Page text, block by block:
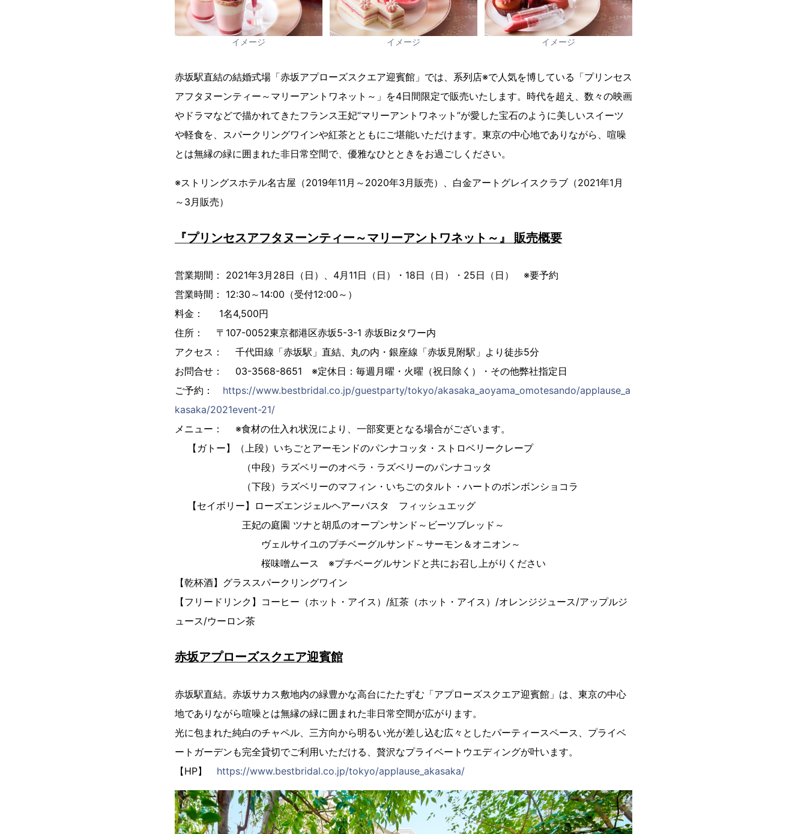
イメージ イメージ イメージ
赤坂駅直結の結婚式場「赤坂アプローズスクエア迎賓館」では、系列店※で人気を博している「プリンセス
アフタヌーンティー～マリーアントワネット～」を4日間限定で販売いたします。時代を超え、数々の映画
やドラマなどで描かれてきたフランス王妃“マリーアントワネット”が愛した宝石のように美しいスイーツ
や軽食を、スパークリングワインや紅茶とともにご堪能いただけます。東京の中心地でありながら、喧噪
とは無縁の緑に囲まれた非日常空間で、優雅なひとときをお過ごしください。
※ストリングスホテル名古屋（2019年11月～2020年3月販売）、白金アートグレイスクラブ（2021年1月
～3月販売）
『プリンセスアフタヌーンティー～マリーアントワネット～』 販売概要
営業期間： 2021年3月28日（日）、4月11日（日）・18日（日）・25日（日） ※要予約
営業時間： 12:30～14:00（受付12:00～）
料金： 1名4,500円
住所： 〒107-0052東京都港区赤坂5-3-1 赤坂Bizタワー内
アクセス： 千代田線「赤坂駅」直結、丸の内・銀座線「赤坂見附駅」より徒歩5分
お問合せ： 03-3568-8651 ※定休日：毎週月曜・火曜（祝日除く）・その他弊社指定日
ご予約： https://www.bestbridal.co.jp/guestparty/tokyo/akasaka_aoyama_omotesando/applause_a
kasaka/2021event-21/
メニュー： ※食材の仕入れ状況により、一部変更となる場合がございます。
【ガトー】（上段）いちごとアーモンドのパンナコッタ・ストロベリークレープ
（中段）ラズベリーのオペラ・ラズベリーのパンナコッタ
（下段）ラズベリーのマフィン・いちごのタルト・ハートのボンボンショコラ
【セイボリー】ローズエンジェルヘアーパスタ フィッシュエッグ
王妃の庭園 ツナと胡瓜のオープンサンド～ビーツブレッド～
ヴェルサイユのプチベーグルサンド～サーモン＆オニオン～
桜味噌ムース ※プチベーグルサンドと共にお召し上がりください
【乾杯酒】グラススパークリングワイン
【フリードリンク】コーヒー（ホット・アイス）/紅茶（ホット・アイス）/オレンジジュース/アップルジ
ュース/ウーロン茶
赤坂アプローズスクエア迎賓館
赤坂駅直結。赤坂サカス敷地内の緑豊かな高台にたたずむ「アプローズスクエア迎賓館」は、東京の中心
地でありながら喧噪とは無縁の緑に囲まれた非日常空間が広がります。
光に包まれた純白のチャペル、三方向から明るい光が差し込む広々としたパーティースペース、プライベ
ートガーデンも完全貸切でご利用いただける、贅沢なプライベートウエディングが叶います。
【HP】 https://www.bestbridal.co.jp/tokyo/applause_akasaka/